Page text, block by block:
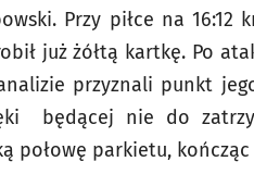
Przy piłce na 16:12
już żółtą kartkę. Po
przyznali punkt
będącej nie do
połowę parkietu,